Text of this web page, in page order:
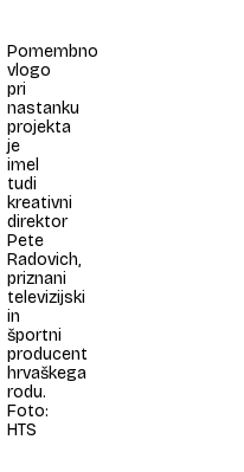
Pomembno
vlogo
pri
nastanku
projekta
je
imel
tudi
kreativni
direktor
Pete
Radovich,
priznani
televizijski
in
športni
producent
hrvaškega
rodu.
Foto:
HTS